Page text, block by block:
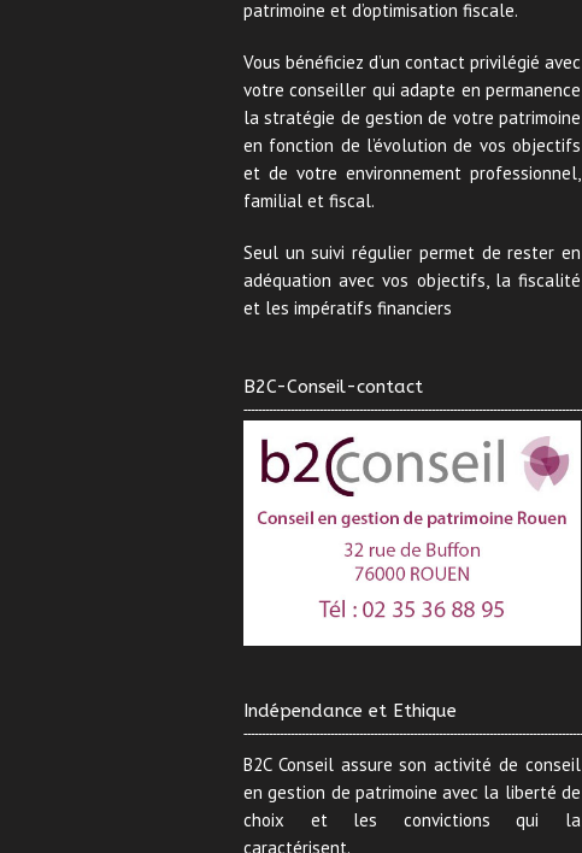
patrimoine et d’optimisation fiscale.
Vous bénéficiez d’un contact privilégié avec
votre conseiller qui adapte en permanence
la stratégie de gestion de votre patrimoine
en fonction de l’évolution de vos objectifs
et de votre environnement professionnel,
familial et fiscal.
Seul un suivi régulier permet de rester en
adéquation avec vos objectifs, la fiscalité
et les impératifs financiers
B2C-Conseil-contact
Indépendance et Ethique
B2C Conseil assure son activité de conseil
en gestion de patrimoine avec la liberté de
choix et les convictions qui la
caractérisent.